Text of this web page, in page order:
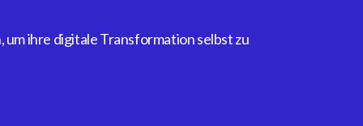
ihre digitale Transformation selbst zu